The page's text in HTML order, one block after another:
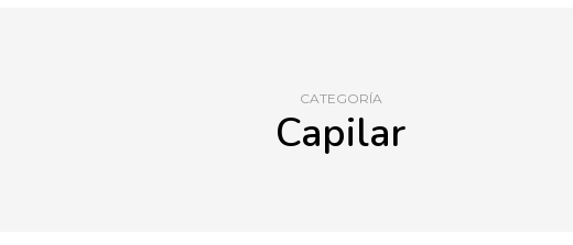
CATEGORÍA
Capilar